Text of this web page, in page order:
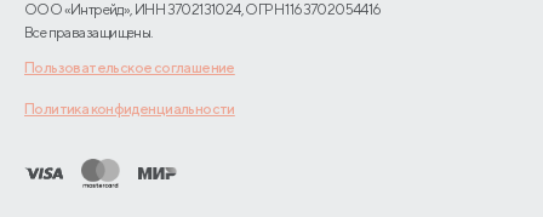
ООО «Интрейд», ИНН 3702131024, ОГРН 1163702054416
Все права защищены.
Пользовательское соглашение
Политика конфиденциальности